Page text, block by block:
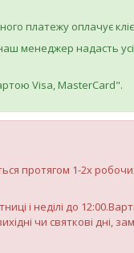
платежу оплачує
менеджер надасть усі
Visa, MasterCard".
протягом 1-2х
і неділі до
чи святкові дні,